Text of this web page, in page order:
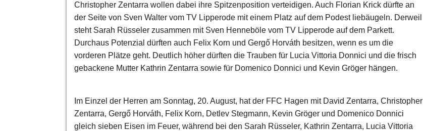
Christopher Zentarra wollen dabei ihre Spitzenposition verteidigen. Auch Florian Krick dürfte an
der Seite von Sven Walter vom TV Lipperode mit einem Platz auf dem Podest liebäugeln. Derweil
steht Sarah Rüsseler zusammen mit Sven Henneböle vom TV Lipperode auf dem Parkett.
Durchaus Potenzial dürften auch Felix Korn und Gergő Horváth besitzen, wenn es um die
vorderen Plätze geht. Deutlich höher dürften die Trauben für Lucia Vittoria Donnici und die frisch
gebackene Mutter Kathrin Zentarra sowie für Domenico Donnici und Kevin Gröger hängen.
Im Einzel der Herren am Sonntag, 20. August, hat der FFC Hagen mit David Zentarra, Christopher
Zentarra, Gergő Horváth, Felix Korn, Detlev Stegmann, Kevin Gröger und Domenico Donnici
gleich sieben Eisen im Feuer, während bei den Sarah Rüsseler, Kathrin Zentarra, Lucia Vittoria